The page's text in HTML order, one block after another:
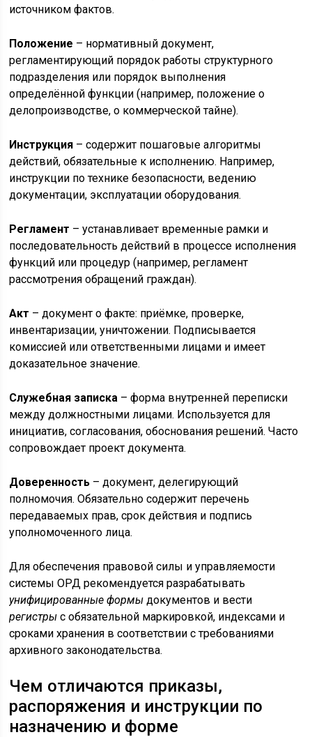
источником фактов.
Положение – нормативный документ,
регламентирующий порядок работы структурного
подразделения или порядок выполнения
определённой функции (например, положение о
делопроизводстве, о коммерческой тайне).
Инструкция – содержит пошаговые алгоритмы
действий, обязательные к исполнению. Например,
инструкции по технике безопасности, ведению
документации, эксплуатации оборудования.
Регламент – устанавливает временные рамки и
последовательность действий в процессе исполнения
функций или процедур (например, регламент
рассмотрения обращений граждан).
Акт – документ о факте: приёмке, проверке,
инвентаризации, уничтожении. Подписывается
комиссией или ответственными лицами и имеет
доказательное значение.
Служебная записка – форма внутренней переписки
между должностными лицами. Используется для
инициатив, согласования, обоснования решений. Часто
сопровождает проект документа.
Доверенность – документ, делегирующий
полномочия. Обязательно содержит перечень
передаваемых прав, срок действия и подпись
уполномоченного лица.
Для обеспечения правовой силы и управляемости
системы ОРД рекомендуется разрабатывать
унифицированные формы документов и вести
регистры с обязательной маркировкой, индексами и
сроками хранения в соответствии с требованиями
архивного законодательства.
Чем отличаются приказы,
распоряжения и инструкции по
назначению и форме